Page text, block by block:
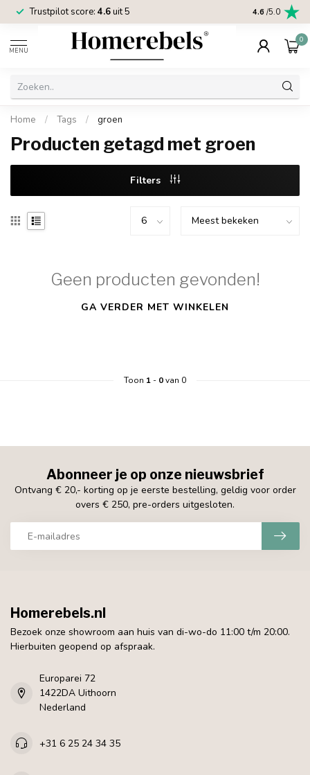
Trustpilot score: 4.6uit 5 2 jaar
4.6 /5.0
MENU
0
Home / Tags / groen
Producten getagd met groen
Filters
Geen producten gevonden!
GA VERDER MET WINKELEN
Toon 1- 0van 0
Abonneer je op onze nieuwsbrief
Ontvang € 20,- korting op je eerste bestelling, geldig voor order
overs € 250, pre-orders uitgesloten.
Homerebels.nl
Bezoek onze showroom aan huis van di-wo-do 11:00 t/m 20:00.
Hierbuiten geopend op afspraak.
Europarei 72
1422DA Uithoorn
Nederland
+31 6 25 24 34 35